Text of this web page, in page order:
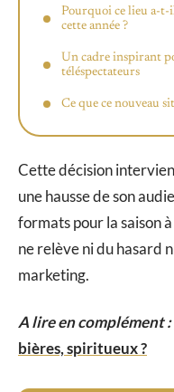
Pourquoi ce lieu a-t-
cette année ?
Un cadre inspirant
téléspectateurs
Ce que ce nouveau
Cette décision
une hausse de son
formats pour la saison
ne relève ni du hasard
marketing.
A lire en complément :
bières, spiritueux ?